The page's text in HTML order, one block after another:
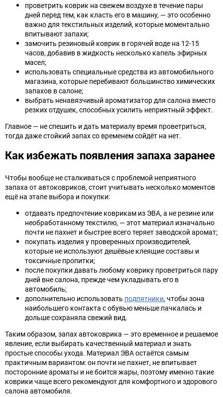
проветрить коврик на свежем воздухе в течение пары
дней перед тем, как класть его в машину, — это особенно
важно для текстильных изделий, которые моментально
впитывают запахи;
замочить резиновый коврик в горячей воде на 12-15
часов, добавив в жидкость несколько капель эфирных
масел;
использовать специальные средства из автомобильного
магазина, которые перебивают большинство химических
запахов в салоне;
выбрать ненавязчивый ароматизатор для салона вместо
резких отдушек, способных усилить неприятный эффект.
Главное — не спешить и дать материалу время проветриться,
тогда даже стойкий запах со временем сойдёт на нет.
Как избежать появления запаха заранее
Чтобы вообще не сталкиваться с проблемой неприятного
запаха от автоковриков, стоит учитывать несколько моментов
ещё на этапе выбора и покупки:
отдавать предпочтение коврикам из ЭВА, а не резине или
необработанному текстилю, — этот материал изначально
почти не пахнет и быстрее всего теряет заводской аромат;
покупать изделия у проверенных производителей,
которые не используют дешёвые клеящие составы и
токсичные пропитки;
после покупки давать любому коврику проветриться пару
дней вне салона, прежде чем укладывать его в
автомобиль;
дополнительно использовать подпятники, чтобы зона
наибольшего контакта с обувью меньше пачкалась и
дольше сохраняла свежий вид.
Таким образом, запах автоковрика — это временное и решаемое
явление, если выбирать качественный материал и знать
простые способы ухода. Материал ЭВА остаётся самым
практичным вариантом: он почти не пахнет, не впитывает
посторонние ароматы и не боится жары, поэтому именно такие
коврики чаще всего рекомендуют для комфортного и здорового
салона автомобиля.